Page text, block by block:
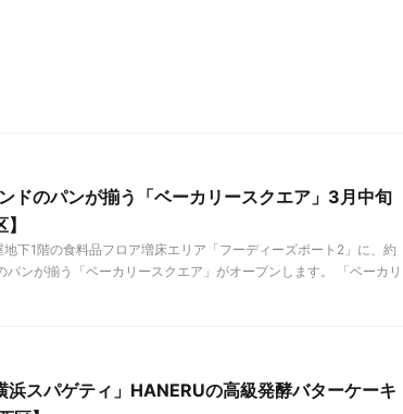
ドのパンが揃う「ベーカリースクエア」3月中旬
下1階の食料品フロア増床エリア「フーディーズポート2」に、約
ンが揃う「ベーカリースクエア」がオープンします。 「ベーカリ
浜スパゲティ」HANERUの高級発酵バターケーキ